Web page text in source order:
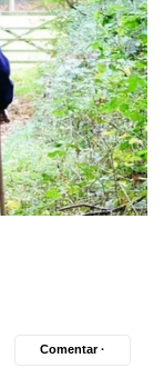
Comentar ·